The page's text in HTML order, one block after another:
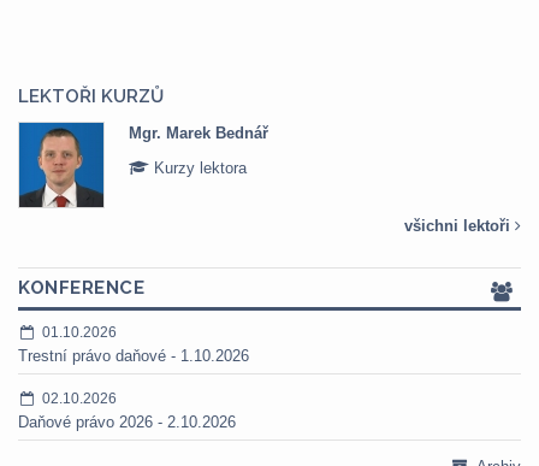
LEKTOŘI KURZŮ
Mgr. Marek Bednář
Kurzy lektora
všichni lektoři
KONFERENCE
01.10.2026
Trestní právo daňové - 1.10.2026
02.10.2026
Daňové právo 2026 - 2.10.2026